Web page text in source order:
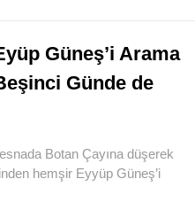
Güneş’i Arama
Günde de
Botan Çayına düşerek
hemşir Eyyüp Güneş’i